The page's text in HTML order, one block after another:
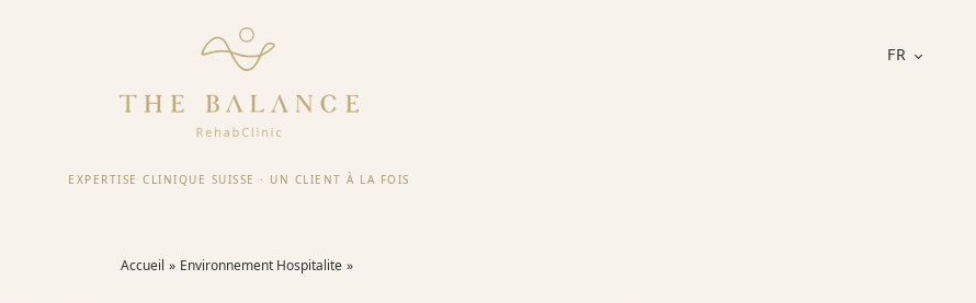
FR
EXPERTISE CLINIQUE SUISSE · UN CLIENT À LA FOIS
Accueil Environnement Hospitalite